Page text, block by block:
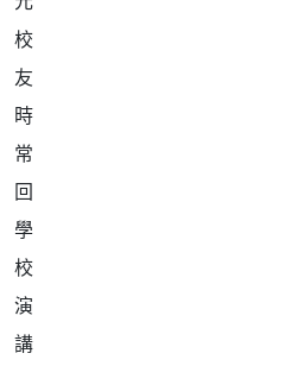
校
友
時
常
回
學
校
演
講